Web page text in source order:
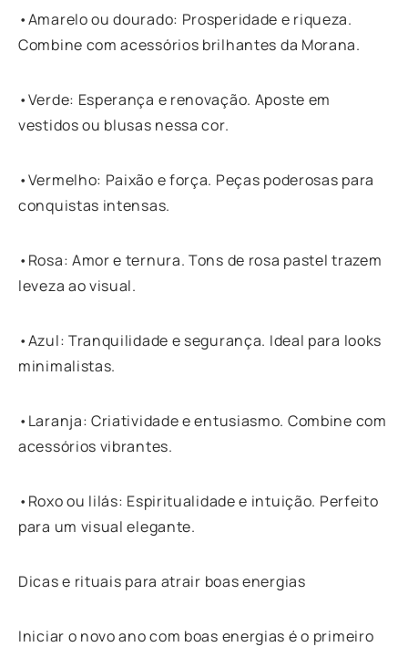
•Amarelo ou dourado: Prosperidade e riqueza.
Combine com acessórios brilhantes da Morana.
•Verde: Esperança e renovação. Aposte em
vestidos ou blusas nessa cor.
•Vermelho: Paixão e força. Peças poderosas para
conquistas intensas.
•Rosa: Amor e ternura. Tons de rosa pastel trazem
leveza ao visual.
•Azul: Tranquilidade e segurança. Ideal para looks
minimalistas.
•Laranja: Criatividade e entusiasmo. Combine com
acessórios vibrantes.
•Roxo ou lilás: Espiritualidade e intuição. Perfeito
para um visual elegante.
Dicas e rituais para atrair boas energias
Iniciar o novo ano com boas energias é o primeiro